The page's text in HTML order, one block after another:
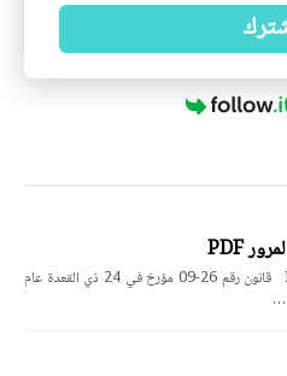
قانون رقم 26-09 يتضمن قانون المرور PDF قانون رقم 26-09 مؤرخ في 24 ذي القعدة عام